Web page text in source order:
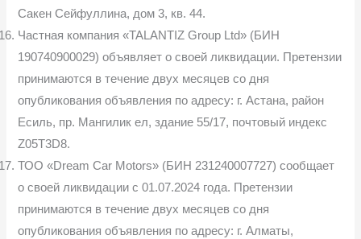
Сакен Сейфуллина, дом 3, кв. 44.
Частная компания «TALANTIZ Group Ltd» (БИН
190740900029) объявляет о своей ликвидации. Претензии
принимаются в течение двух месяцев со дня
опубликования объявления по адресу: г. Астана, район
Есиль, пр. Мангилик ел, здание 55/17, почтовый индекс
Z05T3D8.
ТОО «Dream Car Motors» (БИН 231240007727) сообщает
о своей ликвидации с 01.07.2024 года. Претензии
принимаются в течение двух месяцев со дня
опубликования объявления по адресу: г. Алматы,